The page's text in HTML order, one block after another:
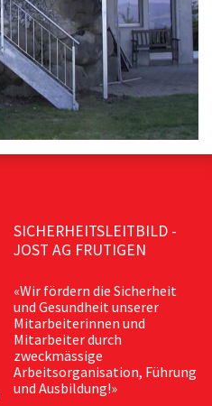
SICHERHEITSLEITBILD -
JOST AG FRUTIGEN
«Wir fördern die Sicherheit
und Gesundheit unserer
Mitarbeiterinnen und
Mitarbeiter durch
zweckmässige
Arbeitsorganisation, Führung
und Ausbildung!»